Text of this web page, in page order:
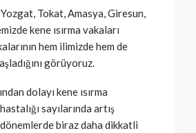
Tokat, Amasya, Giresun,
kene ısırma vakaları
hem ilimizde hem de
görüyoruz.
dolayı kene ısırma
sayılarında artış
biraz daha dikkatli